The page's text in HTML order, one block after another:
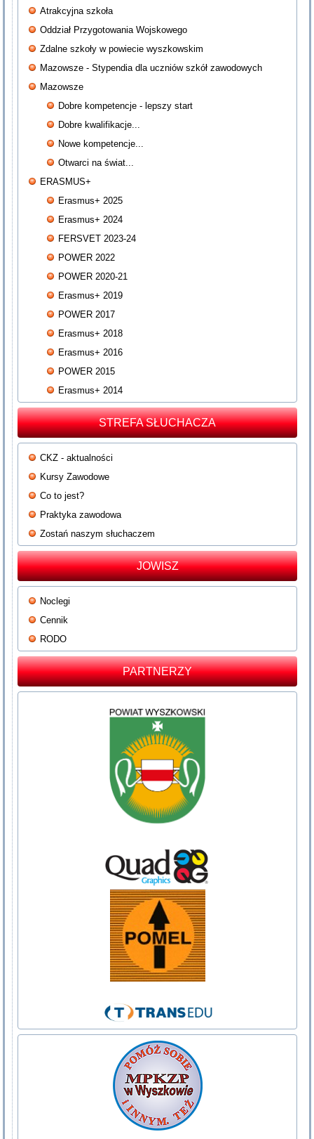
Atrakcyjna szkoła
Oddział Przygotowania Wojskowego
Zdalne szkoły w powiecie wyszkowskim
Mazowsze - Stypendia dla uczniów szkół zawodowych
Mazowsze
Dobre kompetencje - lepszy start
Dobre kwalifikacje...
Nowe kompetencje...
Otwarci na świat...
ERASMUS+
Erasmus+ 2025
Erasmus+ 2024
FERSVET 2023-24
POWER 2022
POWER 2020-21
Erasmus+ 2019
POWER 2017
Erasmus+ 2018
Erasmus+ 2016
POWER 2015
Erasmus+ 2014
STREFA SŁUCHACZA
CKZ - aktualności
Kursy Zawodowe
Co to jest?
Praktyka zawodowa
Zostań naszym słuchaczem
JOWISZ
Noclegi
Cennik
RODO
PARTNERZY